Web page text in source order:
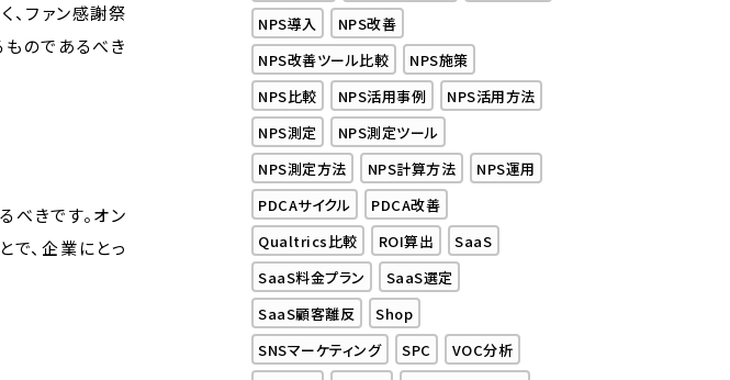
、ファン感謝祭
のであるべき
きです。オン
で、企業にとっ
NPS導入
NPS改善
NPS改善ツール比較
NPS施策
NPS比較
NPS活用事例
NPS活用方法
NPS測定
NPS測定ツール
NPS測定方法
NPS計算方法
NPS運用
PDCAサイクル
PDCA改善
Qualtrics比較
ROI算出
SaaS
SaaS料金プラン
SaaS選定
SaaS顧客離反
Shop
SNSマーケティング
SPC
VOC分析